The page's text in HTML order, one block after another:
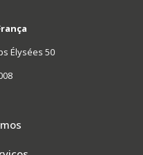
Élysées 50